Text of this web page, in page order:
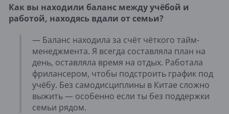
Как вы находили баланс между учёбой и
работой, находясь вдали от семьи?
— Баланс находила за счёт чёткого тайм-
менеджмента. Я всегда составляла план на
день, оставляла время на отдых. Работала
фрилансером, чтобы подстроить график под
учёбу. Без самодисциплины в Китае сложно
выжить — особенно если ты без поддержки
семьи рядом.